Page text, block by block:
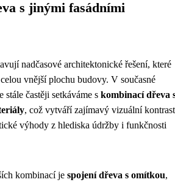
s jinými fasádními
nadčasové architektonické řešení, které
vnější plochu budovy. V současné
stále častěji setkáváme s kombinací dřeva
, což vytváří zajímavý vizuální kontrast
výhody z hlediska údržby i funkčnosti
kombinací je spojení dřeva s omítkou,